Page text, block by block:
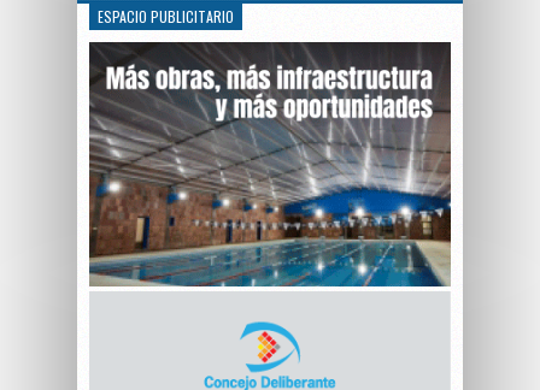
ESPACIO PUBLICITARIO